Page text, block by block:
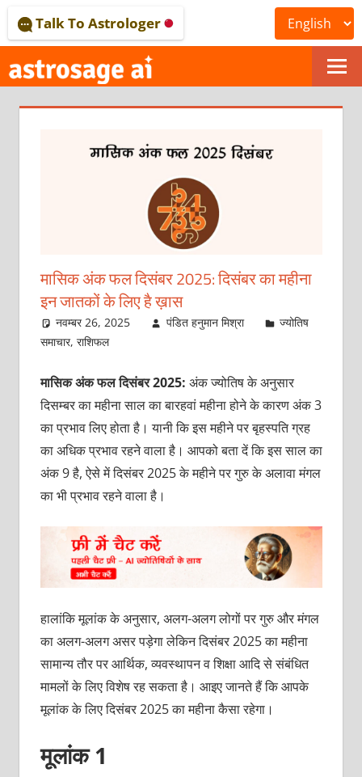
to
content
ONLINE
ASTROLOGICAL
JOURNAL
–
ASTROSAGE
MAGAZINE
Talk To Astrologer
मासिक अंक फल दिसंबर 2025: दिसंबर का महीना
इन जातकों के लिए है ख़ास
नवम्बर 26, 2025 पंडित हनुमान मिश्रा
ज्योतिष
समाचार, राशिफल
मासिक अंक फल दिसंबर 2025: अंक ज्योतिष के अनुसार
दिसम्बर का महीना साल का बारहवां महीना होने के कारण अंक 3
का प्रभाव लिए होता है। यानी कि इस महीने पर बृहस्पति ग्रह
का अधिक प्रभाव रहने वाला है। आपको बता दें कि इस साल का
अंक 9 है, ऐसे में दिसंबर 2025 के महीने पर गुरु के अलावा मंगल
का भी प्रभाव रहने वाला है।
हालांकि मूलांक के अनुसार, अलग-अलग लोगों पर गुरु और मंगल
का अलग-अलग असर पड़ेगा लेकिन दिसंबर 2025 का महीना
सामान्य तौर पर आर्थिक, व्यवस्थापन व शिक्षा आदि से संबंधित
मामलों के लिए विशेष रह सकता है। आइए जानते हैं कि आपके
मूलांक के लिए दिसंबर 2025 का महीना कैसा रहेगा।
मूलांक 1